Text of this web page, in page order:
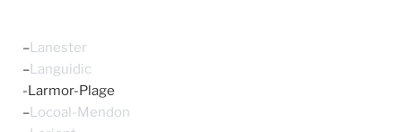
–Lanester
–Languidic
-Larmor-Plage
–Locoal-Mendon